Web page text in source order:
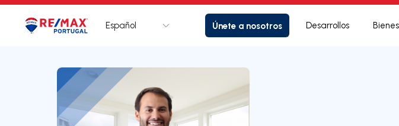
LogotipoIr a la página de inicio
Español Únete a nosotros Desarrollos